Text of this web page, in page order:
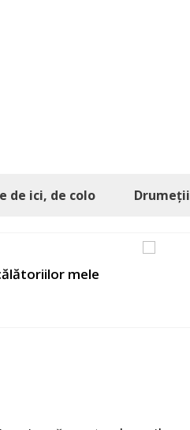
de ici, de colo Drumeții
mele